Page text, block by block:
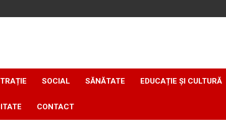
SOCIAL SĂNĂTATE EDUCAȚIE ȘI CULTURĂ
CONTACT